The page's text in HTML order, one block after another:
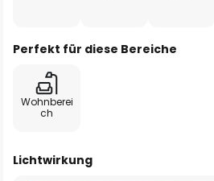
Perfekt für diese Bereiche
Wohnberei
ch
Lichtwirkung